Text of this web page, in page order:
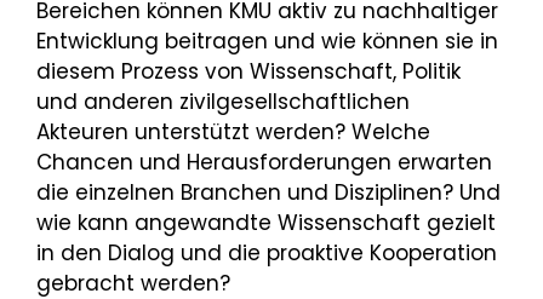
Bereichen können KMU aktiv zu nachhaltiger
Entwicklung beitragen und wie können sie in
diesem Prozess von Wissenschaft, Politik
und anderen zivilgesellschaftlichen
Akteuren unterstützt werden? Welche
Chancen und Herausforderungen erwarten
die einzelnen Branchen und Disziplinen? Und
wie kann angewandte Wissenschaft gezielt
in den Dialog und die proaktive Kooperation
gebracht werden?